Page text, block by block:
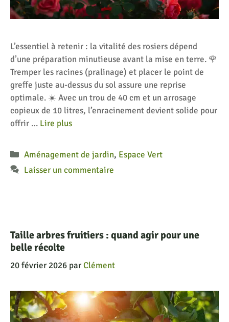
Taille arbres fruitiers : quand agir pour une
belle récolte
20 février 2026 parClément
L’essentiel à retenir : la vitalité des rosiers dépend
d’une préparation minutieuse avant la mise en terre. 🌹
Tremper les racines (pralinage) et placer le point de
greffe juste au-dessus du sol assure une reprise
optimale. ☀️ Avec un trou de 40 cm et un arrosage
copieux de 10 litres, l’enracinement devient solide pour
offrir … Lire plus
Catégories
Aménagement de jardin, Espace Vert
Laisser un commentaire